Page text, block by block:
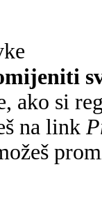
ako si
na link